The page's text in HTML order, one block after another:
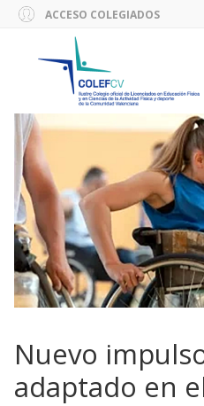
Saltar
contenido
ACCESO COLEGIADOS
Nuevo
adaptado en